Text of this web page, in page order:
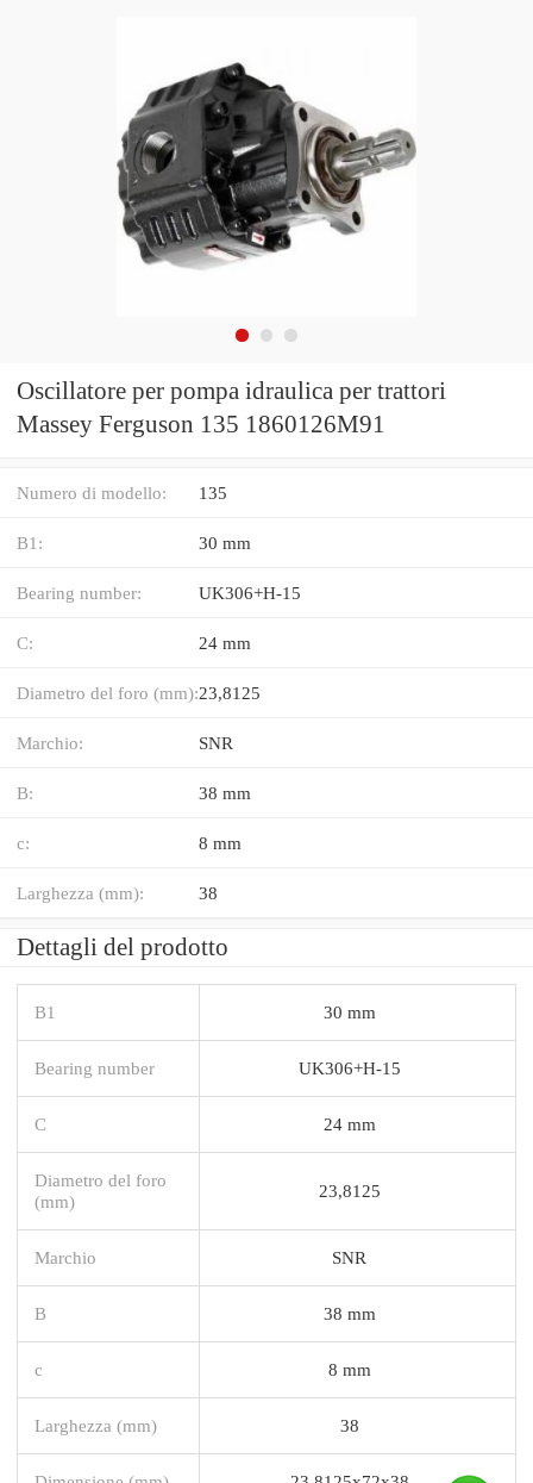
Oscillatore per pompa idraulica per trattori
Massey Ferguson 135 1860126M91
Numero di modello: 135
B1: 30 mm
Bearing number: UK306+H-15
C: 24 mm
Diametro del foro (mm):23,8125
Marchio: SNR
B: 38 mm
c: 8 mm
Larghezza (mm): 38
Dettagli del prodotto
B1 30 mm
Bearing number UK306+H-15
C 24 mm
Diametro del foro
(mm)
23,8125
Marchio SNR
B 38 mm
c 8 mm
Larghezza (mm) 38